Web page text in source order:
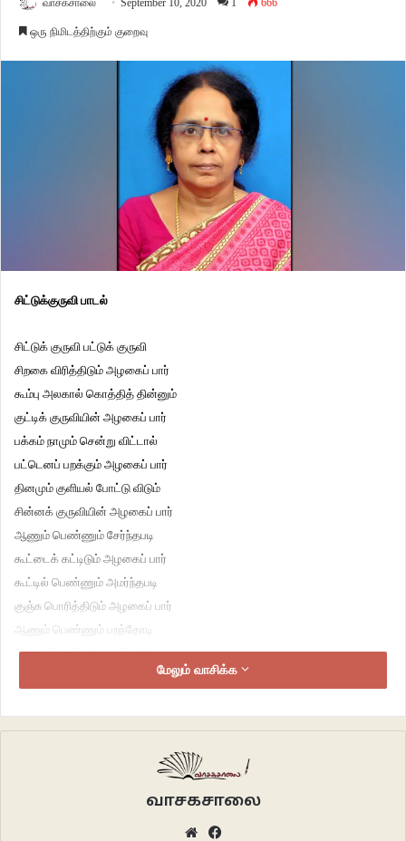
வாசகசாலை September 10, 2020 1 666
ஒரு நிமிடத்திற்கும் குறைவு
சிட்டுக்குருவி பாடல்
சிட்டுக் குருவி பட்டுக் குருவி
சிறகை விரித்திடும் அழகைப் பார்
கூம்பு அலகால் கொத்தித் தின்னும்
குட்டிக் குருவியின் அழகைப் பார்
பக்கம் நாமும் சென்று விட்டால்
பட்டெனப் பறக்கும் அழகைப் பார்
தினமும் குளியல் போட்டு விடும்
சின்னக் குருவியின் அழகைப் பார்
ஆணும் பெண்ணும் சேர்ந்தபடி
கூட்டைக் கட்டிடும் அழகைப் பார்
கூட்டில் பெண்ணும் அமர்ந்தபடி
குஞ்சு பொரித்திடும் அழகைப் பார்
ஆணும் பெண்ணும் பறந்தோடி
தீனி ஊட்டிடும் அழகைப் பார்
sirar-paadal-kalaiyarasi சிட்டுக்குருவி பாடல்
மேலும் வாசிக்க
வாசகசாலை
Website